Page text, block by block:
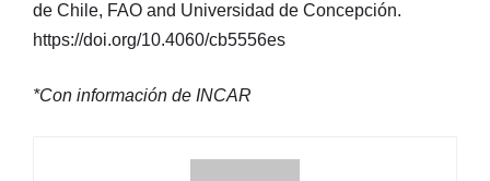
de Chile, FAO and Universidad de Concepción.
https://doi.org/10.4060/cb5556es
*Con información de INCAR